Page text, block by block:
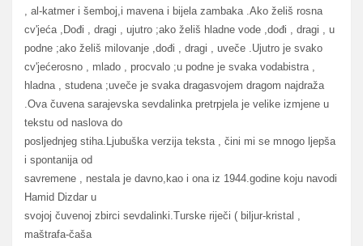
, al-katmer i šemboj,i mavena i bijela zambaka .Ako želiš rosna
cv'jeća ,Dođi , dragi , ujutro ;ako želiš hladne vode ,dođi , dragi , u
podne ;ako želiš milovanje ,dođi , dragi , uveče .Ujutro je svako
cv'jećerosno , mlado , procvalo ;u podne je svaka vodabistra ,
hladna , studena ;uveče je svaka dragasvojem dragom najdraža
.Ova čuvena sarajevska sevdalinka pretrpjela je velike izmjene u
tekstu od naslova do
posljednjeg stiha.Ljubuška verzija teksta , čini mi se mnogo ljepša
i spontanija od
savremene , nestala je davno,kao i ona iz 1944.godine koju navodi
Hamid Dizdar u
svojoj čuvenoj zbirci sevdalinki.Turske riječi ( biljur-kristal ,
maštrafa-čaša